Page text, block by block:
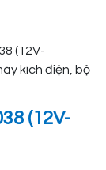
(12V-
kích điện, bộ
(12V-